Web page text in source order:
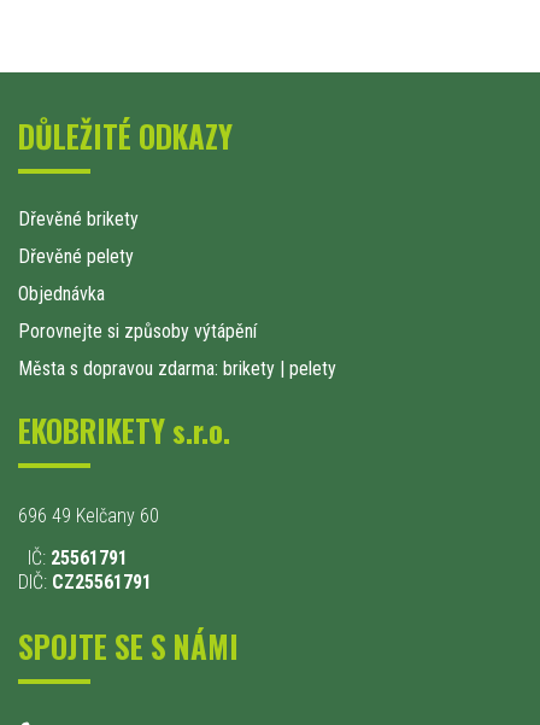
DŮLEŽITÉ ODKAZY
Dřevěné brikety
Dřevěné pelety
Objednávka
Porovnejte si způsoby výtápění
Města s dopravou zdarma: brikety | pelety
EKOBRIKETY s.r.o.
696 49 Kelčany 60
IČ: 25561791
DIČ: CZ25561791
SPOJTE SE S NÁMI